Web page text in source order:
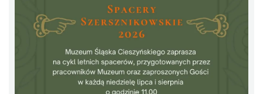
2026-10-24
0.26 km